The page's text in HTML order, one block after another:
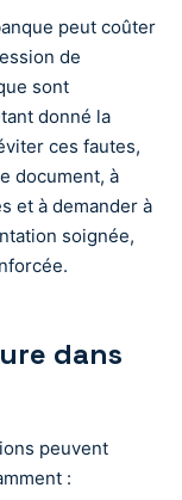
peut coûter
de
sont
donné la
ces fautes,
document, à
et à demander à
soignée,
dans
peuvent
: